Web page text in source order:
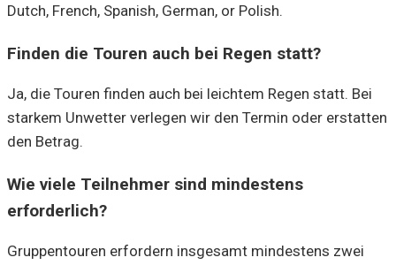
Dutch, French, Spanish, German, or Polish.
Finden die Touren auch bei Regen statt?
Ja, die Touren finden auch bei leichtem Regen statt. Bei
starkem Unwetter verlegen wir den Termin oder erstatten
den Betrag.
Wie viele Teilnehmer sind mindestens
erforderlich?
Gruppentouren erfordern insgesamt mindestens zwei